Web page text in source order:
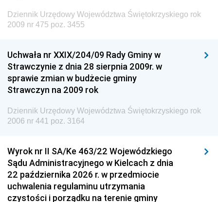
Dziennik Urzędowy Ministra Edukacji
Dziennik Urzędowy Ministra Przemysłu
Dziennik Urzędowy Ministra Finansów i Gospodarki
Dziennik Urzędowy Ministra do Spraw Unii
Dziennik Urzędowy Agencji Wywiadu
Dziennik Urzędowy Województwa Świętokrzyskiego rok
2009 nr 475 poz. 3455
Uchwała nr XXIX/204/09 Rady Gminy w
Strawczynie z dnia 28 sierpnia 2009r. w
sprawie zmian w budżecie gminy
Strawczyn na 2009 rok
Dziennik Urzędowy Województwa Świętokrzyskiego rok
2006 nr 441 poz. 3164
Wyrok nr II SA/Ke 463/22 Wojewódzkiego
Sądu Administracyjnego w Kielcach z dnia
22 października 2026 r. w przedmiocie
uchwalenia regulaminu utrzymania
czystości i porządku na terenie gminy